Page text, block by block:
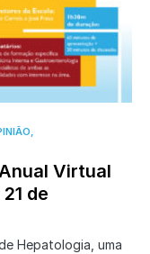
Virtual
de
Hepatologia, uma